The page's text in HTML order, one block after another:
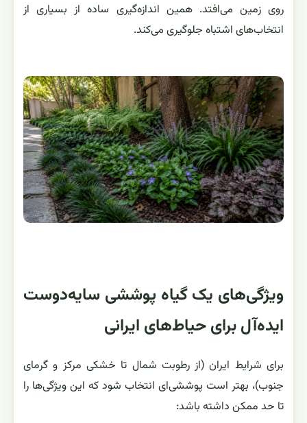
روی زمین می‌افتد. همین اندازه‌گیری ساده از بسیاری از
انتخاب‌های اشتباه جلوگیری می‌کند.
ویژگی‌های یک گیاه پوششی سایه‌دوست
ایده‌آل برای حیاط‌های ایرانی
برای شرایط ایران (از رطوبت شمال تا خشکی مرکز و گرمای
جنوب)، بهتر است پوششی‌ای انتخاب شود که این ویژگی‌ها را
تا حد ممکن داشته باشد: